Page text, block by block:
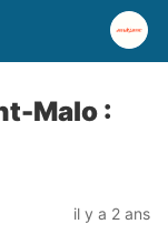
Malo :
il y a 2 ans